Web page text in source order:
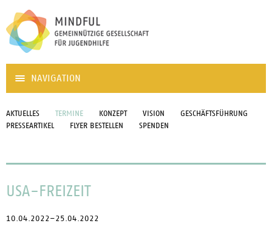
NAVIGATION
AKTUELLES TERMINE KONZEPT VISION
GESCHÄFTSFÜHRUNG
PRESSEARTIKEL
FLYER BESTELLEN SPENDEN
USA-FREIZEIT
10.04.2022–25.04.2022